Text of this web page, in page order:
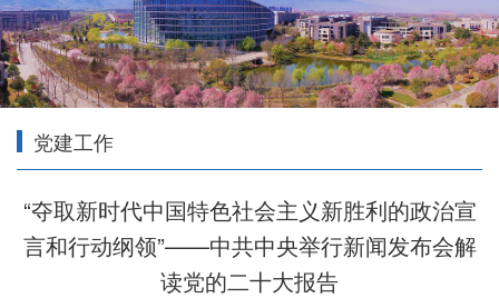
党建工作
“夺取新时代中国特色社会主义新胜利的政治宣
言和行动纲领”——中共中央举行新闻发布会解
读党的二十大报告